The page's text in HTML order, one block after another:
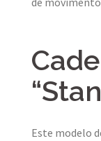
Este modelo